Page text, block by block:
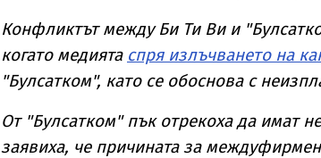
Конфликтът между Би Ти Ви и
когато медията спря излъчването на
"Булсатком", като се обоснова с
От "Булсатком" пък отрекоха да имат
заявиха, че причината за